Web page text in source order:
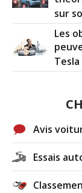
sur
Les
Tesla
Avis
Essais